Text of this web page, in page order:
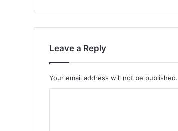
Leave a Reply
Your email address will not be published.